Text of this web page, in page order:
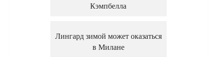
Кэмпбелла
Лингард зимой может оказаться
в Милане